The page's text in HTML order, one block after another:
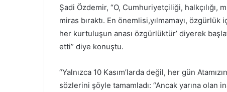
Şadi Özdemir, “O, Cumhuriyetçiliği,
miras bıraktı. En önemlisi,yılmamayı,
her kurtuluşun anası özgürlüktür’ diyerek
etti” diye konuştu.
“Yalnızca 10 Kasım’larda değil, her gün
sözlerini şöyle tamamladı: “Ancak yarına olan